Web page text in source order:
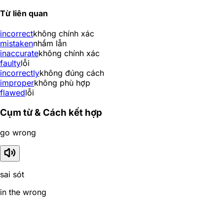
Từ liên quan
incorrectkhông chính xác
mistakennhầm lẫn
inaccuratekhông chính xác
faultylỗi
incorrectlykhông đúng cách
improperkhông phù hợp
flawedlỗi
Cụm từ & Cách kết hợp
go wrong
sai sót
in the wrong